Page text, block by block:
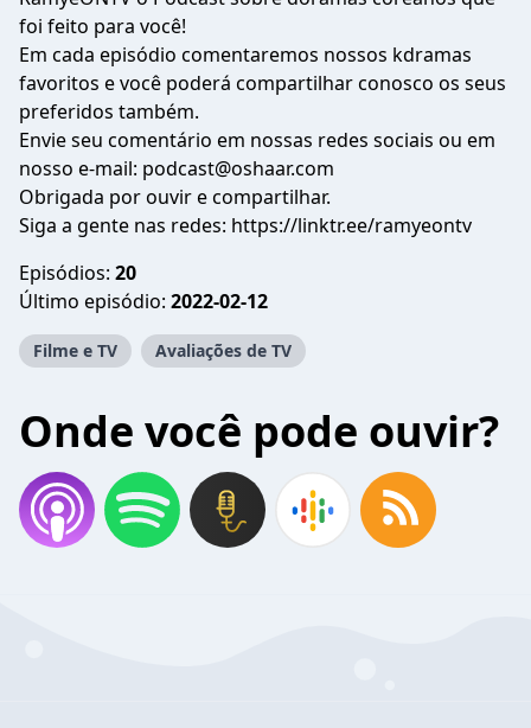
foi feito para você!
Em cada episódio comentaremos nossos kdramas
favoritos e você poderá compartilhar conosco os seus
preferidos também.
Envie seu comentário em nossas redes sociais ou em
nosso e-mail: podcast@oshaar.com
Obrigada por ouvir e compartilhar.
Siga a gente nas redes: https://linktr.ee/ramyeontv
Episódios: 20
Último episódio: 2022-02-12
Filme e TV Avaliações de TV
Onde você pode ouvir?